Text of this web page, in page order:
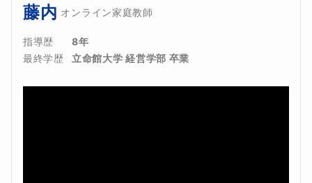
藤内 オンライン家庭教師
指導歴
8年
最終学歴
立命館大学 経営学部 卒業